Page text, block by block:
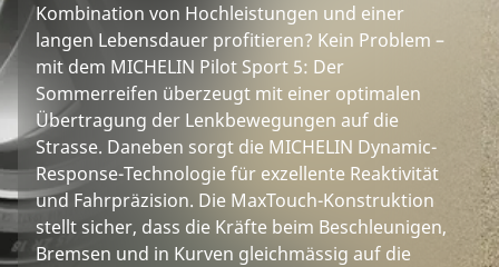
Kombination von Hochleistungen und einer
langen Lebensdauer profitieren? Kein Problem –
mit dem MICHELIN Pilot Sport 5: Der
Sommerreifen überzeugt mit einer optimalen
Übertragung der Lenkbewegungen auf die
Strasse. Daneben sorgt die MICHELIN Dynamic-
Response-Technologie für exzellente Reaktivität
und Fahrpräzision. Die MaxTouch-Konstruktion
stellt sicher, dass die Kräfte beim Beschleunigen,
Bremsen und in Kurven gleichmässig auf die